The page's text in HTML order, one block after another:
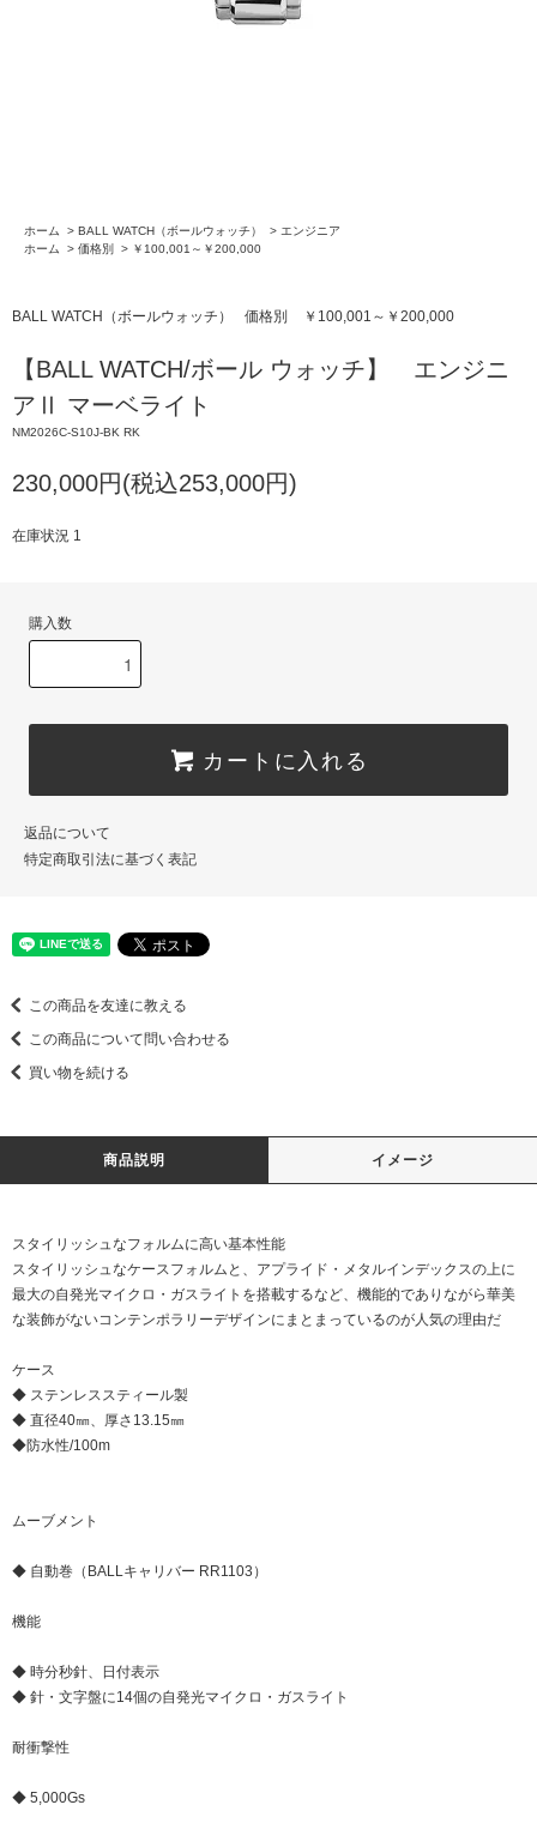
ホーム > BALL WATCH（ボールウォッチ） > エンジニア
ホーム
> 価格別 > ￥100,001～￥200,000
BALL WATCH（ボールウォッチ） 価格別 ￥100,001～￥200,000
【BALL WATCH/ボール ウォッチ】 エンジニ
アⅡ マーベライト
NM2026C-S10J-BK RK
230,000円(税込253,000円)
在庫状況 1
購入数
カートに入れる
返品について
特定商取引法に基づく表記
この商品を友達に教える
この商品について問い合わせる
買い物を続ける
商品説明 イメージ
スタイリッシュなフォルムに高い基本性能
スタイリッシュなケースフォルムと、アプライド・メタルインデックスの上に
最大の自発光マイクロ・ガスライトを搭載するなど、機能的でありながら華美
な装飾がないコンテンポラリーデザインにまとまっているのが人気の理由だ
ケース
◆ ステンレススティール製
◆ 直径40㎜、厚さ13.15㎜
◆防水性/100m
ムーブメント
◆ 自動巻（BALLキャリバー RR1103）
機能
◆ 時分秒針、日付表示
◆ 針・文字盤に14個の自発光マイクロ・ガスライト
耐衝撃性
◆ 5,000Gs